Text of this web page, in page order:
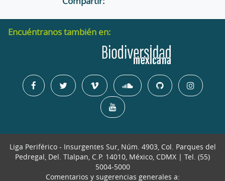
Encuéntranos también en:
Liga Periférico - Insurgentes Sur, Núm. 4903, Col. Parques del
Pedregal, Del. Tlalpan, C.P. 14010, México, CDMX | Tel. (55)
5004-5000
Comentarios y sugerencias generales a: